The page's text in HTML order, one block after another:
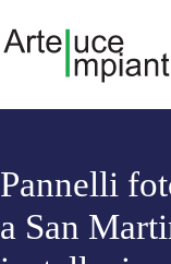
contenuto
Pannelli
a San